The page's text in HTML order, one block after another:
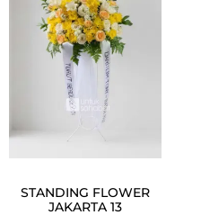
STANDING FLOWER
JAKARTA 13